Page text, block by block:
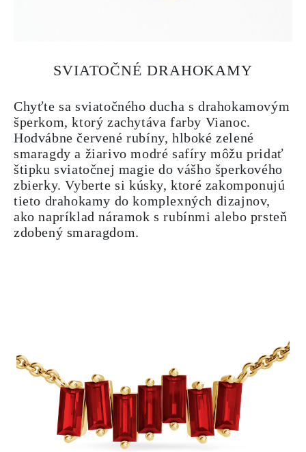
SVIATOČNÉ DRAHOKAMY
Chyťte sa sviatočného ducha s drahokamovým
šperkom, ktorý zachytáva farby Vianoc.
Hodvábne červené rubíny, hlboké zelené
smaragdy a žiarivo modré safíry môžu pridať
štipku sviatočnej magie do vášho šperkového
zbierky. Vyberte si kúsky, ktoré zakomponujú
tieto drahokamy do komplexných dizajnov,
ako napríklad náramok s rubínmi alebo prsteň
zdobený smaragdom.